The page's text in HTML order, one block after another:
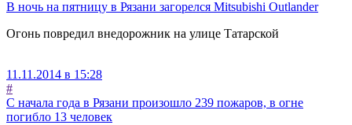
В ночь на пятницу в Рязани загорелся Mitsubishi Outlander
Огонь повредил внедорожник на улице Татарской
11.11.2014 в 15:28
#
С начала года в Рязани произошло 239 пожаров, в огне
погибло 13 человек